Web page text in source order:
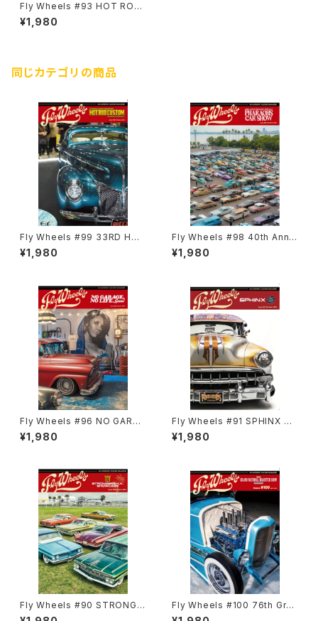
Fly Wheels #93 HOT ROD
CUSTOM SHOW 2024
¥1,980
同じカテゴリの商品
Fly Wheels #99 33RD HOT
ROD CUSTOM SHOW 2025
¥1,980
Fly Wheels #98 40th Anniv
ersary Special PHARAOHS
CAR SHOW
¥1,980
Fly Wheels #96 NO GARAG
E NO LIFE, Special
¥1,980
Fly Wheels #91 SPHINX Be
st in Low
¥1,980
Fly Wheels #90 STRONGE
RS K.K. SHOWCASE
Fly Wheels #100 76th Gran
d National Roadster Show